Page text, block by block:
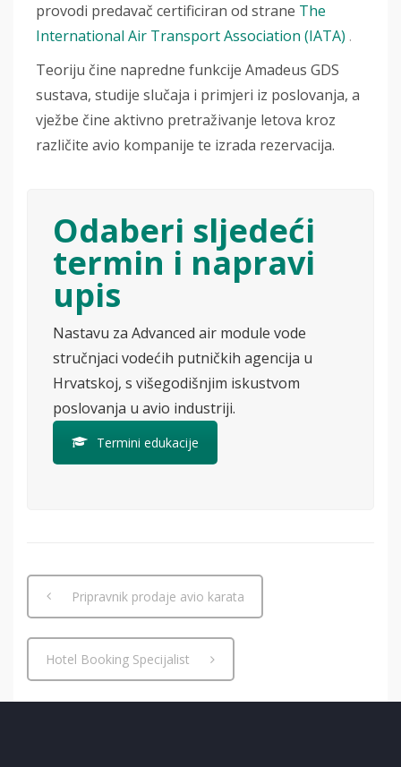
provodi predavač certificiran od strane The
International Air Transport Association (IATA) .
Teoriju čine napredne funkcije Amadeus GDS
sustava, studije slučaja i primjeri iz poslovanja, a
vježbe čine aktivno pretraživanje letova kroz
različite avio kompanije te izrada rezervacija.
Odaberi sljedeći
termin i napravi
upis
Nastavu za Advanced air module vode
stručnjaci vodećih putničkih agencija u
Hrvatskoj, s višegodišnjim iskustvom
poslovanja u avio industriji.
Termini edukacije
Pripravnik prodaje avio karata
Hotel Booking Specijalist